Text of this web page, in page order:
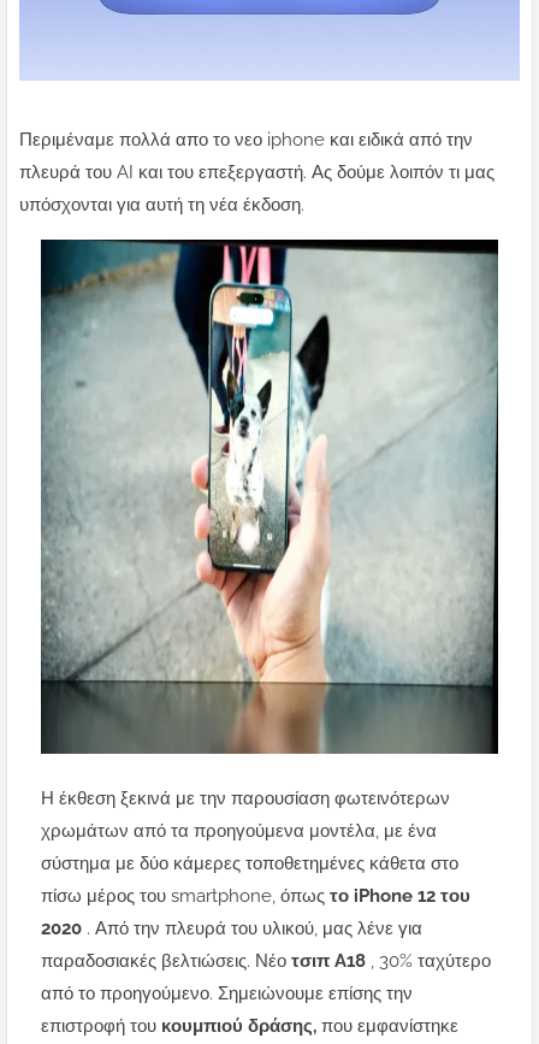
Περιμέναμε πολλά απο το νεο iphone και ειδικά από την
πλευρά του AI και του επεξεργαστή. Ας δούμε λοιπόν τι μας
υπόσχονται για αυτή τη νέα έκδοση.
Η έκθεση ξεκινά με την παρουσίαση φωτεινότερων
χρωμάτων από τα προηγούμενα μοντέλα, με ένα
σύστημα με δύο κάμερες τοποθετημένες κάθετα στο
πίσω μέρος του smartphone, όπως το iPhone 12 του
2020 . Από την πλευρά του υλικού, μας λένε για
παραδοσιακές βελτιώσεις. Νέο τσιπ A18 , 30% ταχύτερο
από το προηγούμενο. Σημειώνουμε επίσης την
επιστροφή του κουμπιού δράσης, που εμφανίστηκε